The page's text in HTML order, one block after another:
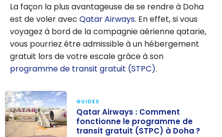
La façon la plus avantageuse de se rendre à Doha
est de voler avec Qatar Airways. En effet, si vous
voyagez à bord de la compagnie aérienne qatarie,
vous pourriez être admissible à un hébergement
gratuit lors de votre escale grâce à son
programme de transit gratuit (STPC).
GUIDES
Qatar Airways : Comment
fonctionne le programme de
transit gratuit (STPC) à Doha ?